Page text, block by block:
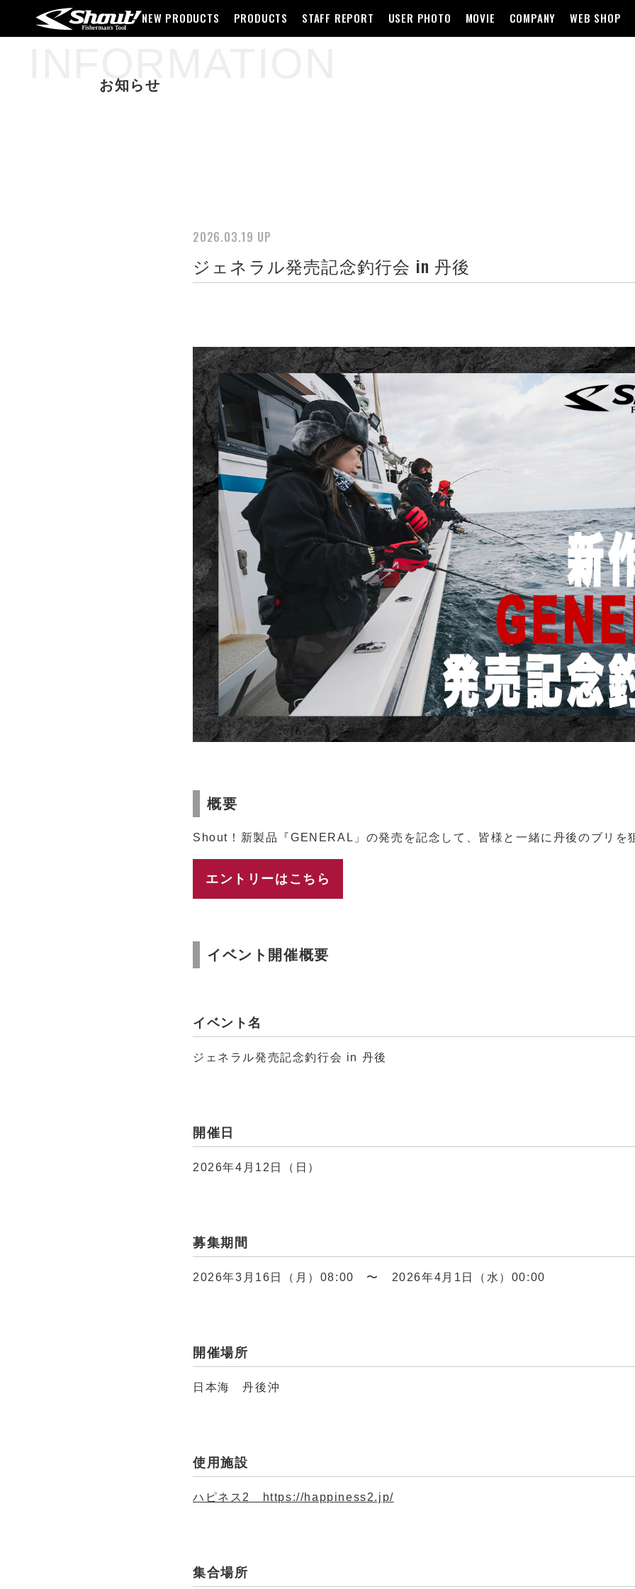
NEW PRODUCTS PRODUCTS STAFF REPORT USER PHOTO MOVIE COMPANY WEB SHOP
お知らせ
2026.03.19 UP
ジェネラル発売記念釣行会 in 丹後
概要
Shout！新製品『GENERAL」の発売を記念して、皆様と一緒に丹後のブリを
エントリーはこちら
イベント開催概要
イベント名
ジェネラル発売記念釣行会 in 丹後
開催日
2026年4月12日（日）
募集期間
2026年3月16日（月）08:00 〜 2026年4月1日（水）00:00
開催場所
日本海 丹後沖
使用施設
ハピネス2 https://happiness2.jp/
集合場所